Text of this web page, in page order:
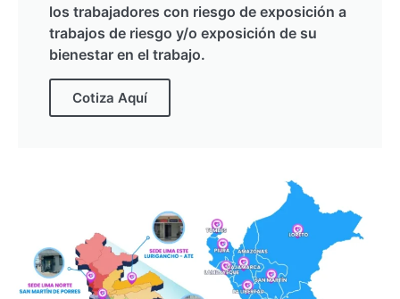
los trabajadores con riesgo de exposición a
trabajos de riesgo y/o exposición de su
bienestar en el trabajo.
Cotiza Aquí